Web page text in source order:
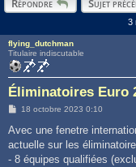
Répondre Sujet
3
flying_dutchman
Titulaire indiscutable
Éliminatoires Euro
M
s
a
g
18 octobre 2023 0:10
Avec une fenetre
actuelle sur les
- 8 équipes qualifiées